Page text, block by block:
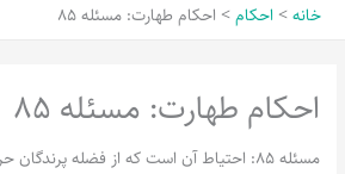
خانه احکام احکام طهارت: مسئله 85
احکام طهارت: مسئله 85
مسئله 85: احتیاط آن است که از فضله پرندگان حرام گوشت، اجتناب شود.